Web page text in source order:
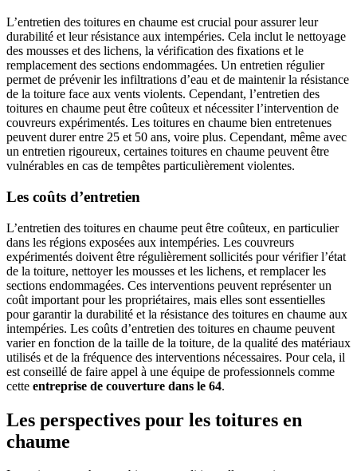
L’entretien des toitures en chaume est crucial pour assurer leur
durabilité et leur résistance aux intempéries. Cela inclut le nettoyage
des mousses et des lichens, la vérification des fixations et le
remplacement des sections endommagées. Un entretien régulier
permet de prévenir les infiltrations d’eau et de maintenir la résistance
de la toiture face aux vents violents. Cependant, l’entretien des
toitures en chaume peut être coûteux et nécessiter l’intervention de
couvreurs expérimentés. Les toitures en chaume bien entretenues
peuvent durer entre 25 et 50 ans, voire plus. Cependant, même avec
un entretien rigoureux, certaines toitures en chaume peuvent être
vulnérables en cas de tempêtes particulièrement violentes.
Les coûts d’entretien
L’entretien des toitures en chaume peut être coûteux, en particulier
dans les régions exposées aux intempéries. Les couvreurs
expérimentés doivent être régulièrement sollicités pour vérifier l’état
de la toiture, nettoyer les mousses et les lichens, et remplacer les
sections endommagées. Ces interventions peuvent représenter un
coût important pour les propriétaires, mais elles sont essentielles
pour garantir la durabilité et la résistance des toitures en chaume aux
intempéries. Les coûts d’entretien des toitures en chaume peuvent
varier en fonction de la taille de la toiture, de la qualité des matériaux
utilisés et de la fréquence des interventions nécessaires. Pour cela, il
est conseillé de faire appel à une équipe de professionnels comme
cette entreprise de couverture dans le 64.
Les perspectives pour les toitures en
chaume